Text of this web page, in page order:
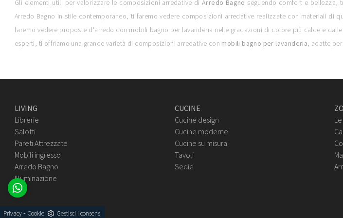
Gli elementi utili per valorizzare le composizioni arredative di Arredo Bagno seguendo comfort e bellezza,
Arredo Bagno in stile contemporaneo, ti faremo vedere composizioni arredative realizzate con materiali
faremo vedere proposte d'arredo con mobili bagno per lavanderia nelle gradazioni di colore più calde e
esperti, ti offriamo una grande varietà di composizioni arredative con mobili bagno per lavanderia, adatte
LIVING
Librerie
Salotti
Pareti Attrezzate
Mobili ingresso
Arredo Bagno
Illuminazione
CUCINE
Cucine design
Cucine moderne
Cucine su misura
Tavoli
Sedie
Privacy- Cookie Gestisci i consensi